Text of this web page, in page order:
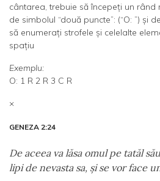
cântarea, trebuie să începeți un
de simbolul “două puncte”: (“O: ”) şi
să enumerați strofele și celelalte
spațiu
Exemplu:
O: 1 R 2 R 3 C R
×
GENEZA 2:24
De aceea va lăsa omul pe tatăl
lipi de nevasta sa, şi se vor face